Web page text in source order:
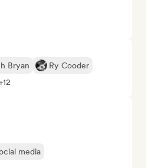
Bryan
Ry Cooder
media